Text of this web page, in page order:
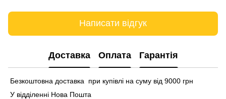
Написати відгук
Доставка Оплата Гарантія
Безкоштовна доставка при купівлі на суму від 9000 грн
У відділенні Нова Пошта